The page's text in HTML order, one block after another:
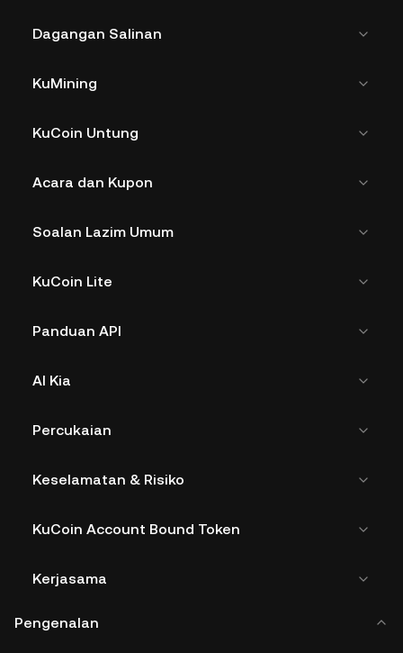
Dagangan Salinan
KuMining
KuCoin Untung
Acara dan Kupon
Soalan Lazim Umum
KuCoin Lite
Panduan API
AI Kia
Percukaian
Keselamatan & Risiko
KuCoin Account Bound Token
Kerjasama
Pengenalan